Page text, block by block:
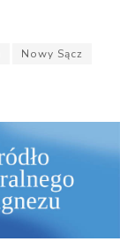
Nowy Sącz